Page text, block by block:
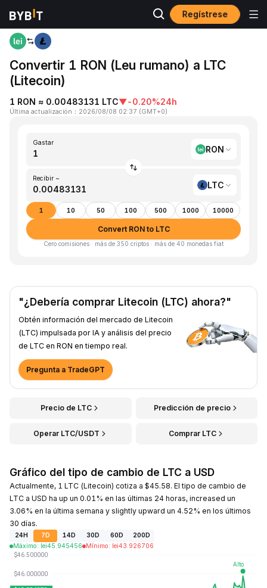
Regístrese
Inicio RON to LTC
Convertir 1 RON (Leu rumano) a LTC
(Litecoin)
1 RON ≈ 0.00483131 LTC▼-0.20%24h
Última actualización ： 2026/08/08 02:37 (GMT+0)
Gastar
RON
Recibir ~
LTC
1 10 50 100 500 1000 10000
Convert RON to LTC
Cero comisiones · más de 350 criptos · más de 40 monedas fiat
"¿Debería comprar Litecoin (LTC) ahora?"
Obtén información del mercado de Litecoin
(LTC) impulsada por IA y análisis del precio
de LTC en RON en tiempo real.
Pregunta a TradeGPT
Precio de LTC Predicción de precio
Operar LTC/USDT Comprar LTC
Gráfico del tipo de cambio de LTC a USD
Actualmente, 1 LTC (Litecoin) cotiza a $45.58. El tipo de cambio de
LTC a USD ha up un 0.01% en las últimas 24 horas, increased un
3.06% en la última semana y slightly upward un 4.52% en los últimos
30 días.
24H 7D 14D 30D 60D
200D
Máximo: lei45.945456 Mínimo: lei43.926706